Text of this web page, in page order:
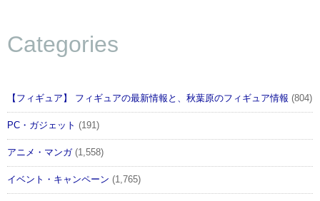
Categories
【フィギュア】 フィギュアの最新情報と、秋葉原のフィギュア情報 (804)
PC・ガジェット (191)
アニメ・マンガ(1,558)
イベント・キャンペーン (1,765)